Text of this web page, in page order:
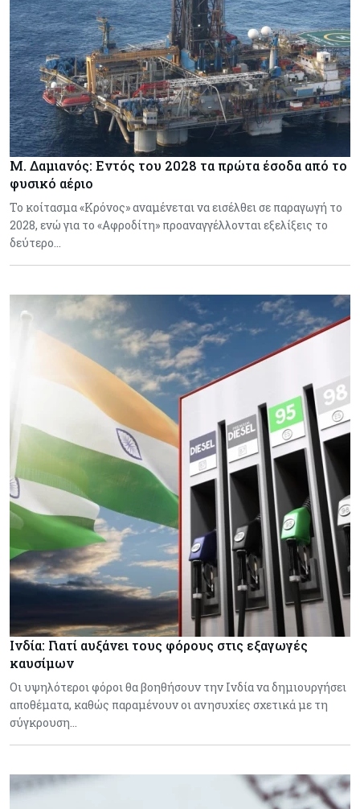
Μ. Δαμιανός: Εντός του 2028 τα πρώτα έσοδα από το
φυσικό αέριο
Το κοίτασμα «Κρόνος» αναμένεται να εισέλθει σε παραγωγή το
2028, ενώ για το «Αφροδίτη» προαναγγέλλονται εξελίξεις το
δεύτερο…
Ινδία: Γιατί αυξάνει τους φόρους στις εξαγωγές
καυσίμων
Οι υψηλότεροι φόροι θα βοηθήσουν την Ινδία να δημιουργήσει
αποθέματα, καθώς παραμένουν οι ανησυχίες σχετικά με τη
σύγκρουση…